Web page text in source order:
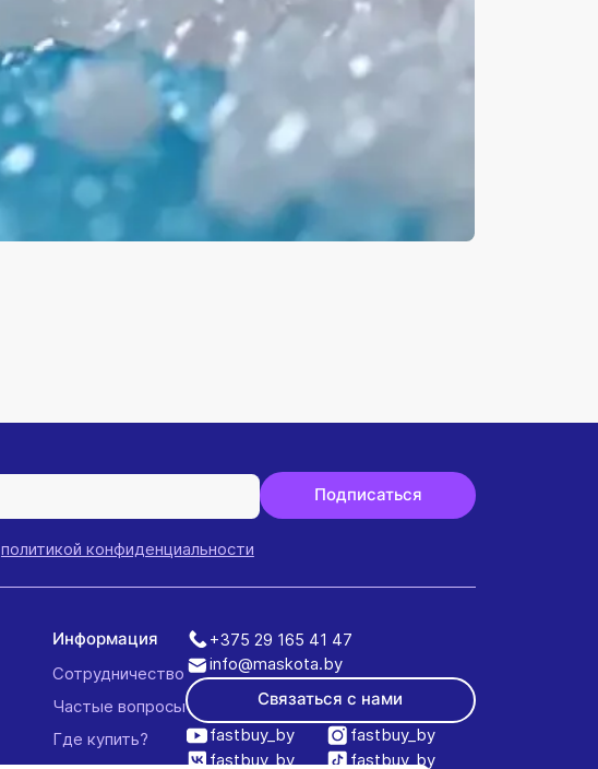
Подписаться
политикой конфиденциальности
Информация
Сотрудничество
Частые вопросы
Где купить?
+375 29 165 41 47
info@maskota.by
Связаться с нами
fastbuy_by
fastbuy_by
fastbuy_by
fastbuy_by